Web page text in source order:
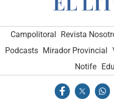
Campolitoral Revista
Podcasts Mirador Provincial
Notife